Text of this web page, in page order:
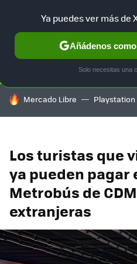
SELECCIÓN GAMING
HOY SE HABLA DE
Mercado Libre Playstation
Los turistas que
ya pueden pagar
Metrobús de
extranjeras
Ya puedes ver más de
Añádenos
Solo necesitas una